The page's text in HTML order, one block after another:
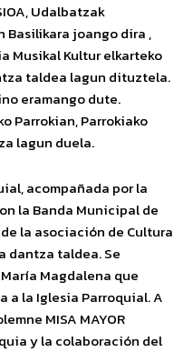
, Udalbatzak
Basilikara joango dira ,
Musikal Kultur elkarteko
taldea lagun dituztela.
eramango dute.
Parrokian, Parrokiako
lagun duela.
acompañada por la
la Banda Municipal de
la asociación de Cultura
dantza taldea. Se
Magdalena que
a la Iglesia Parroquial. A
MISA MAYOR
y la colaboración del